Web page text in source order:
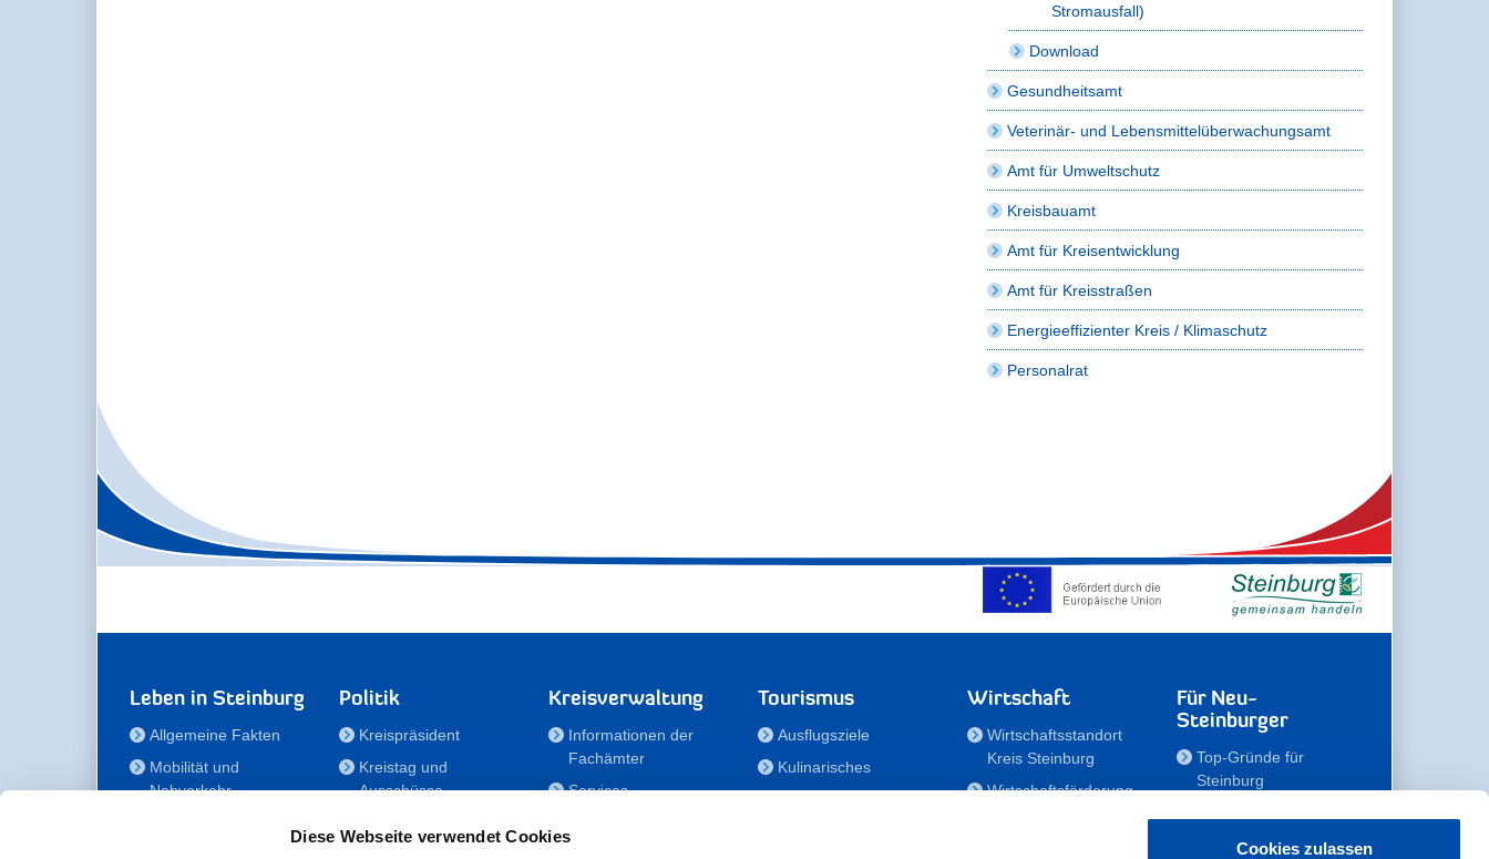
Diese Webseite verwendet Cookies
Cookies zulassen
Stromausfall)
Download
Gesundheitsamt
Veterinär- und Lebensmittelüberwachungsamt
Amt für Umweltschutz
Kreisbauamt
Amt für Kreisentwicklung
Amt für Kreisstraßen
Energieeffizienter Kreis / Klimaschutz
Personalrat
Leben in Steinburg
Allgemeine Fakten
Mobilität und
Nahverkehr
Politik
Kreispräsident
Kreistag und
Ausschüsse
für Menschen mit
Kreisverwaltung
Informationen der
Fachämter
Services
Nachwuchskräfte
Tourismus
Ausflugsziele
Kulinarisches
Wirtschaft
Wirtschaftsstandort
Kreis Steinburg
Wirtschaftsförderung
Für Neu-
Steinburger
Top-Gründe für
Steinburg
Meine Immobilie